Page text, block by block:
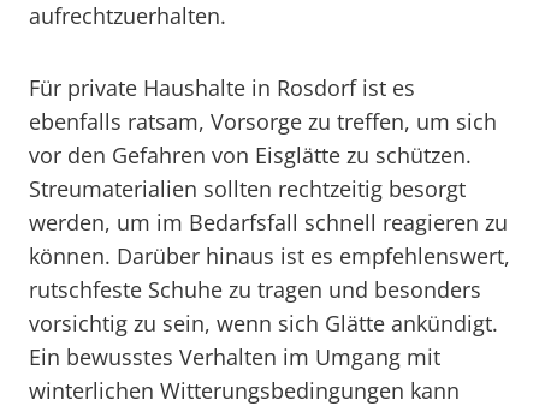
aufrechtzuerhalten.
Für private Haushalte in Rosdorf ist es
ebenfalls ratsam, Vorsorge zu treffen, um sich
vor den Gefahren von Eisglätte zu schützen.
Streumaterialien sollten rechtzeitig besorgt
werden, um im Bedarfsfall schnell reagieren zu
können. Darüber hinaus ist es empfehlenswert,
rutschfeste Schuhe zu tragen und besonders
vorsichtig zu sein, wenn sich Glätte ankündigt.
Ein bewusstes Verhalten im Umgang mit
winterlichen Witterungsbedingungen kann